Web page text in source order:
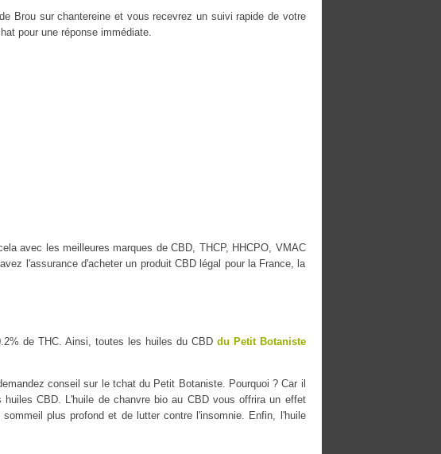
Brou sur chantereine et vous recevrez un suivi rapide de votre
pour une réponse immédiate.
avec les meilleures marques de CBD, THCP, HHCPO, VMAC
l'assurance d'acheter un produit CBD légal pour la France, la
de THC. Ainsi, toutes les huiles du CBD du Petit Botaniste
conseil sur le tchat du Petit Botaniste. Pourquoi ? Car il
CBD. L'huile de chanvre bio au CBD vous offrira un effet
plus profond et de lutter contre l'insomnie. Enfin, l'huile